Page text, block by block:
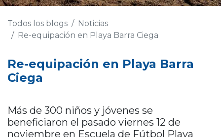
Todos los blogs
Noticias
Re-equipación en Playa Barra Ciega
Re-equipación en Playa Barra
Ciega
Más de 300 niños y jóvenes se
beneficiaron el pasado viernes 12 de
noviembre en Escuela de Fútbol Playa